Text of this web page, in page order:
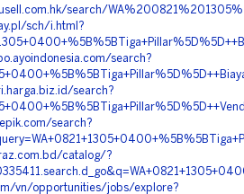
search/
sch/i.html?
search?
search?
search?
catalog/?
vn/opportunities/jobs/explore?